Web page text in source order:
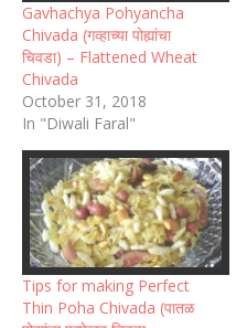
Gavhachya Pohyancha
Chivada (गव्हाच्या पोह्यांचा
चिवडा) – Flattened Wheat
Chivada
October 31, 2018
In "Diwali Faral"
Tips for making Perfect
Thin Poha Chivada (पातळ